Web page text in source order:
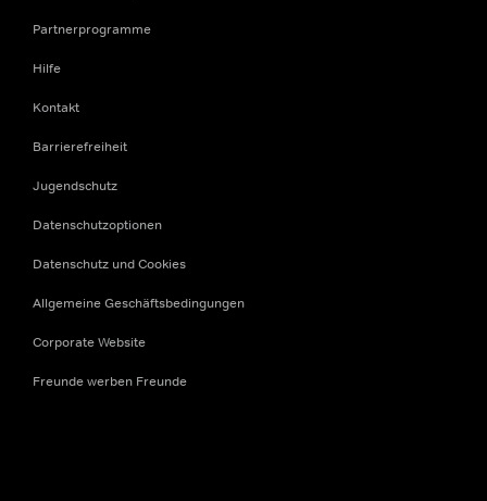
Partnerprogramme
Hilfe
Kontakt
Barrierefreiheit
Jugendschutz
Datenschutzoptionen
Datenschutz und Cookies
Allgemeine Geschäftsbedingungen
Corporate Website
Freunde werben Freunde